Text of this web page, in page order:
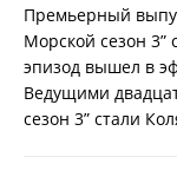
Премьерный
Морской сезон 3”
эпизод вышел в
Ведущими
сезон 3” стали